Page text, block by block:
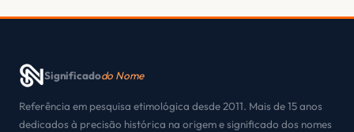
Significadodo Nome
Referência em pesquisa etimológica desde 2011. Mais de 15 anos
dedicados à precisão histórica na origem e significado dos nomes